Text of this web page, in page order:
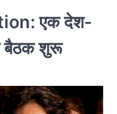
एक देश-
बैठक शुरू